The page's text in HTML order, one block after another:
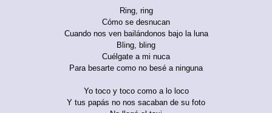
Ring, ring
Cómo se desnucan
Cuando nos ven bailándonos bajo la luna
Bling, bling
Cuélgate a mi nuca
Para besarte como no besé a ninguna
Yo toco y toco como a lo loco
Y tus papás no nos sacaban de su foto